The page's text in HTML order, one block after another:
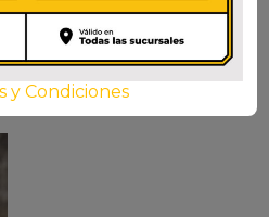
3.900
AÑADIR AL CARRITO
y Condiciones